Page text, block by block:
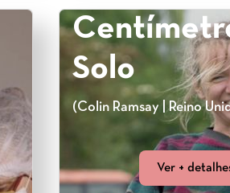
Solo
(Colin Ramsay | Reino
Ver +